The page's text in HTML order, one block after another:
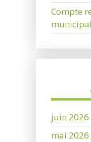
Compte
juin 2026
mai 2026